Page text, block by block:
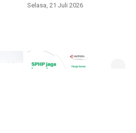
Selasa, 21 Juli 2026